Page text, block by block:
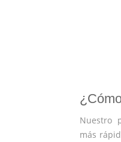
Nuestro
más